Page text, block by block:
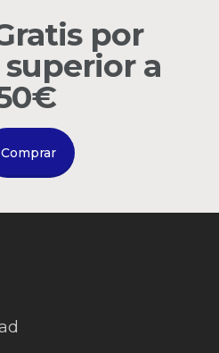
Go to shop
por
a
Comprar